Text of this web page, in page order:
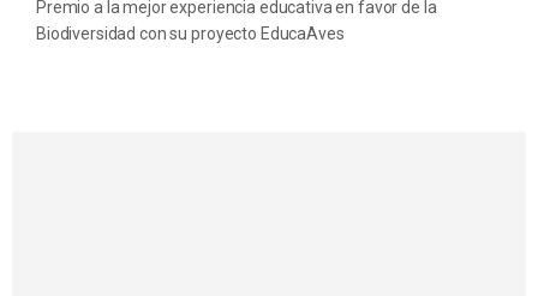
Premio a la mejor experiencia educativa en favor de la
Biodiversidad con su proyecto EducaAves